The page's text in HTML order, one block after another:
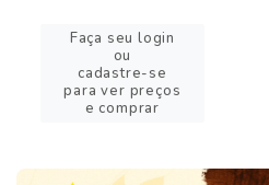
Faça seu login
ou
cadastre-se
para ver preços
e comprar